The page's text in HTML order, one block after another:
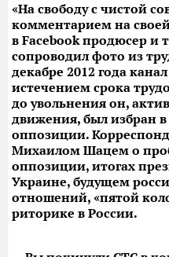
«На свободу с чистой
комментарием на
в Facebookпродюсер и
сопроводил фото из
декабре 2012 года
истечением срока
до увольнения он,
движения, был избран
оппозиции.
Михаилом Шацем о
оппозиции, итогах
Украине, будущем
отношений, «пятой
риторике в России.